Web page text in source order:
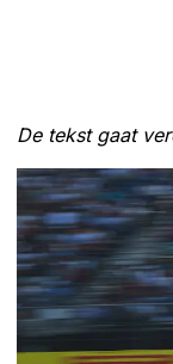
De tekst gaat